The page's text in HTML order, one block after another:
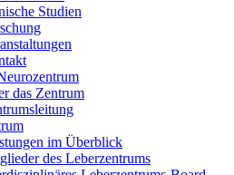
Studien
das Zentrum
im Überblick
des Leberzentrums